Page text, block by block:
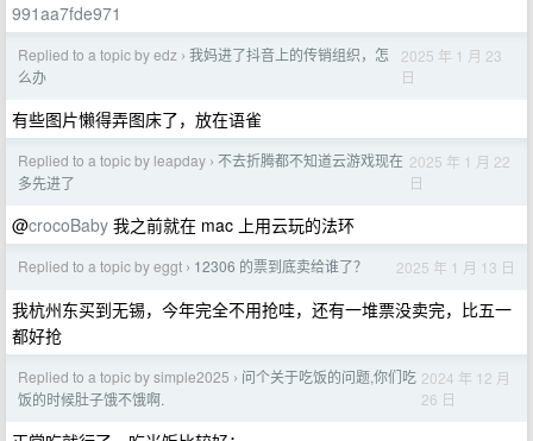
991aa7fde971
Replied to a topic by edz › 我妈进了抖音上的传销组织，怎
么办
2025 年 1 月 23
日
有些图片懒得弄图床了，放在语雀
Replied to a topic by leapday › 不去折腾都不知道云游戏现在
多先进了
2025 年 1 月 22
日
@crocoBaby 我之前就在 mac 上用云玩的法环
Replied to a topic by eggt › 12306 的票到底卖给谁了？ 2025 年 1 月 13 日
我杭州东买到无锡，今年完全不用抢哇，还有一堆票没卖完，比五一
都好抢
Replied to a topic by simple2025 › 问个关于吃饭的问题,你们吃
饭的时候肚子饿不饿啊.
2024 年 12 月
26 日